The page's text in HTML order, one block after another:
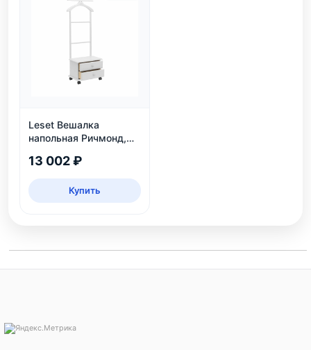
Leset Вешалка
напольная Ричмонд,
13 002 ₽
Купить